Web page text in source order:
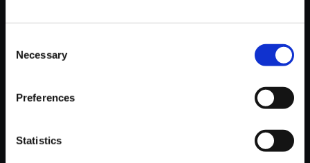
Selection
Necessary
Preferences
Statistics
おすすめ商品